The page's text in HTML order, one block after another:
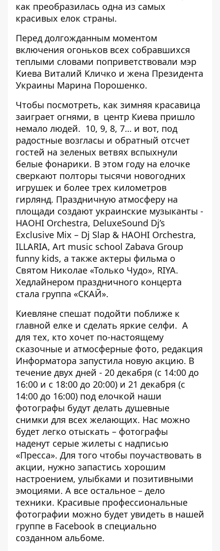
как преобразилась одна из самых
красивых елок страны.
Перед долгожданным моментом
включения огоньков всех собравшихся
теплыми словами поприветствовали мэр
Киева Виталий Кличко и жена Президента
Украины Марина Порошенко.
Чтобы посмотреть, как зимняя красавица
заиграет огнями, в центр Киева пришло
немало людей. 10, 9, 8, 7… и вот, под
радостные возгласы и обратный отсчет
гостей на зеленых ветвях вспыхнули
белые фонарики. В этом году на елочке
сверкают полторы тысячи новогодних
игрушек и более трех километров
гирлянд. Праздничную атмосферу на
площади создают украинские музыканты -
НАОНІ Orchestra, DeluxeSound Dj’s
Exclusive Mix – Dj Slap & НАОНІ Orchestra,
ILLARIA, Art music school Zabava Group
funny kids, а также актеры фильма о
Святом Николае «Только Чудо», RIYA.
Хедлайнером праздничного концерта
стала группа «СКАЙ».
Киевляне спешат подойти поближе к
главной елке и сделать яркие селфи. А
для тех, кто хочет по-настоящему
сказочные и атмосферные фото, редакция
Информатора запустила новую акцию. В
течение двух дней - 20 декабря (с 14:00 до
16:00 и с 18:00 до 20:00) и 21 декабря (с
14:00 до 16:00) под елочкой наши
фотографы будут делать душевные
снимки для всех желающих. Нас можно
будет легко отыскать – фотографы
наденут серые жилеты с надписью
«Пресса». Для того чтобы поучаствовать в
акции, нужно запастись хорошим
настроением, улыбками и позитивными
эмоциями. А все остальное – дело
техники. Красивые профессиональные
фотографии можно будет увидеть в нашей
группе в Facebook в специально
созданном альбоме.